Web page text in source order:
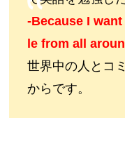
-Because I
le from all
世界中の人とコ
からです。